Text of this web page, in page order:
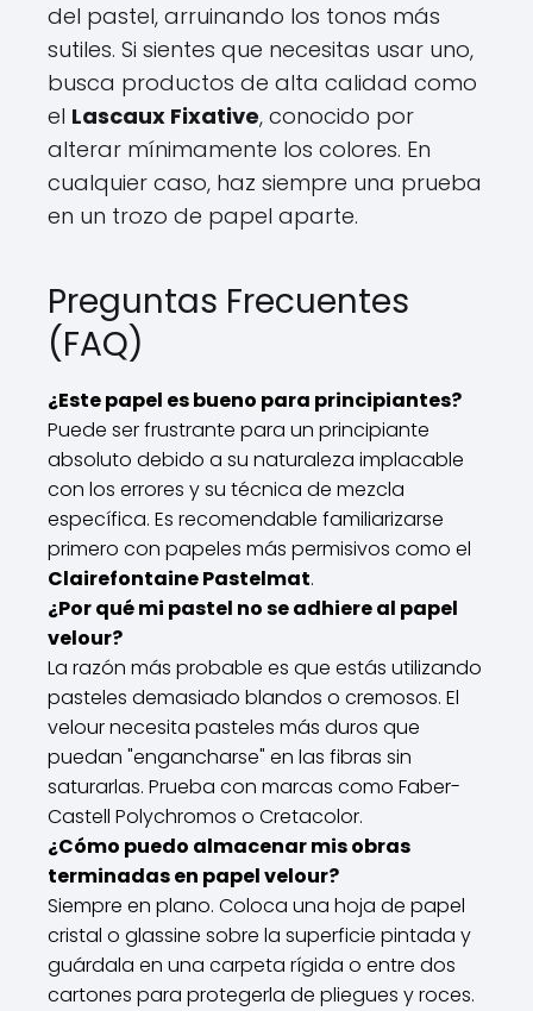
del pastel, arruinando los tonos más
sutiles. Si sientes que necesitas usar uno,
busca productos de alta calidad como
el Lascaux Fixative, conocido por
alterar mínimamente los colores. En
cualquier caso, haz siempre una prueba
en un trozo de papel aparte.
Preguntas Frecuentes
(FAQ)
¿Este papel es bueno para principiantes?
Puede ser frustrante para un principiante
absoluto debido a su naturaleza implacable
con los errores y su técnica de mezcla
específica. Es recomendable familiarizarse
primero con papeles más permisivos como el
Clairefontaine Pastelmat.
¿Por qué mi pastel no se adhiere al papel
velour?
La razón más probable es que estás utilizando
pasteles demasiado blandos o cremosos. El
velour necesita pasteles más duros que
puedan "engancharse" en las fibras sin
saturarlas. Prueba con marcas como Faber-
Castell Polychromos o Cretacolor.
¿Cómo puedo almacenar mis obras
terminadas en papel velour?
Siempre en plano. Coloca una hoja de papel
cristal o glassine sobre la superficie pintada y
guárdala en una carpeta rígida o entre dos
cartones para protegerla de pliegues y roces.